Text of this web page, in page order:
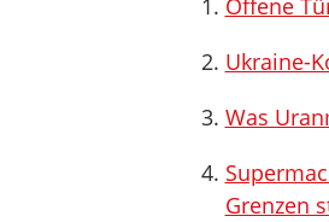
Offene
Ukraine-
Was
Grenzen